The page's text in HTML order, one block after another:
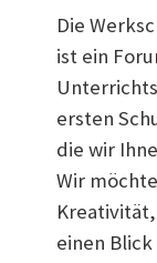
Die
ist ein
ersten
die wir
Wir
einen